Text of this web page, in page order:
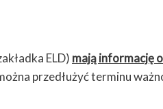
ELD) mają informację
przedłużyć terminu